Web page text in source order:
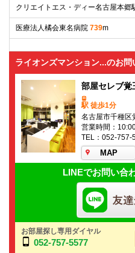
クリエイトエス・ディー名古屋本郷
医療法人橘会東名病院 739m
ライオンズマンション...のお問
部屋セレブ覚
駅 徒歩1分
名古屋市千種区
営業時間：
TEL：052-
MAP
LINEでお問い合
お部屋探し専用ダイヤル
052-757-5577